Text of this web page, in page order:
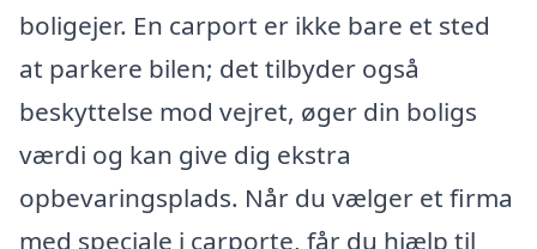
boligejer. En carport er ikke bare et sted
at parkere bilen; det tilbyder også
beskyttelse mod vejret, øger din boligs
værdi og kan give dig ekstra
opbevaringsplads. Når du vælger et firma
med speciale i carporte, får du hjælp til